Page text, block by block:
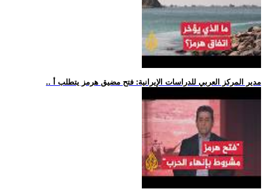
.. مدير المركز العربي للدراسات الإيرانية: فتح مضيق هرمز يتطلب أ